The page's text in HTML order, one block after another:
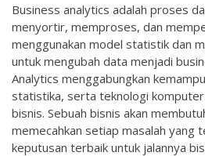
Business analytics adalah proses
menyortir, memproses, dan
menggunakan model statistik dan
untuk mengubah data menjadi
Analytics menggabungkan
statistika, serta teknologi
bisnis. Sebuah bisnis akan
memecahkan setiap masalah yang
keputusan terbaik untuk jalannya